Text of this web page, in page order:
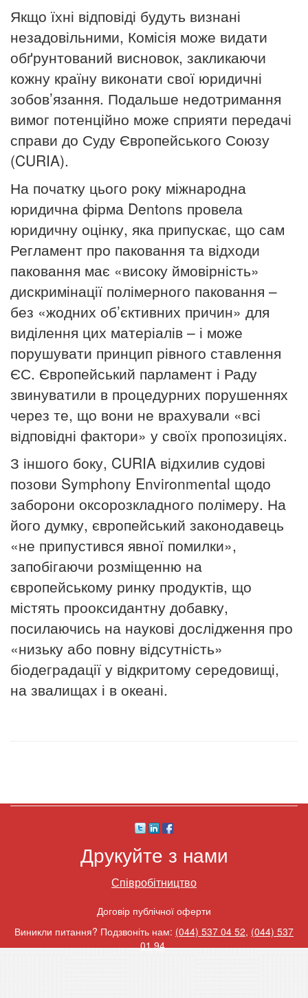
Якщо їхні відповіді будуть визнані
незадовільними, Комісія може видати
обґрунтований висновок, закликаючи
кожну країну виконати свої юридичні
зобов’язання. Подальше недотримання
вимог потенційно може сприяти передачі
справи до Суду Європейського Союзу
(CURIA).
На початку цього року міжнародна
юридична фірма Dentons провела
юридичну оцінку, яка припускає, що сам
Регламент про паковання та відходи
паковання має «високу ймовірність»
дискримінації полімерного паковання –
без «жодних об’єктивних причин» для
виділення цих матеріалів – і може
порушувати принцип рівного ставлення
ЄС. Європейський парламент і Раду
звинуватили в процедурних порушеннях
через те, що вони не врахували «всі
відповідні фактори» у своїх пропозиціях.
З іншого боку, CURIA відхилив судові
позови Symphony Environmental щодо
заборони оксорозкладного полімеру. На
його думку, європейський законодавець
«не припустився явної помилки»,
запобігаючи розміщенню на
європейському ринку продуктів, що
містять прооксидантну добавку,
посилаючись на наукові дослідження про
«низьку або повну відсутність»
біодеградації у відкритому середовищі,
на звалищах і в океані.
Друкуйте з нами
Співробітництво
Договір публічної оферти
Виникли питання? Подзвоніть нам: (044) 537 04 52, (044) 537
01 94.